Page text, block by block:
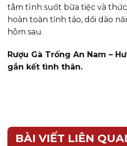
tâm tình suốt bữa tiệc và
hoàn toàn tỉnh táo, dồi dào
hôm sau.
Rượu Gà Trống An Nam –
gắn kết tình thân.
BÀI VIẾT LIÊN